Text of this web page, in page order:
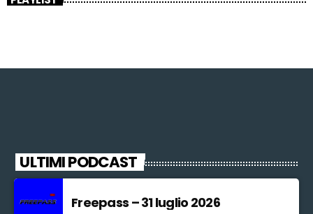
ULTIMI PODCAST
Freepass – 31 luglio 2026